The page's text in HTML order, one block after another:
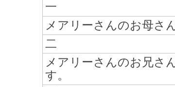
一
メアリーさんのお母さ
二
メアリーさんのお兄さ
す。